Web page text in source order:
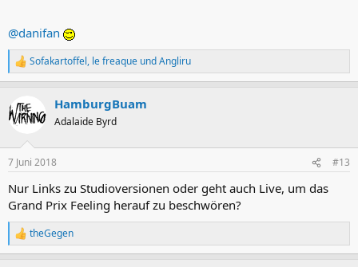
@danifan
R
e
k
t
e
:
Sofakartoffel, le freaque undAngliru
HamburgBuam
Adalaide Byrd
7 Juni 2018 #13
Nur Links zu Studioversionen oder geht auch Live, um das
Grand Prix Feeling herauf zu beschwören?
R
e
theGegen